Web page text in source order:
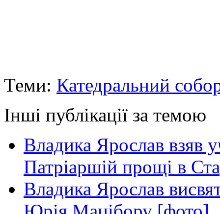
Теми: Катедральний
Інші публікації за темою
Владика Ярослав взяв
Патріаршій прощі в
Владика Ярослав